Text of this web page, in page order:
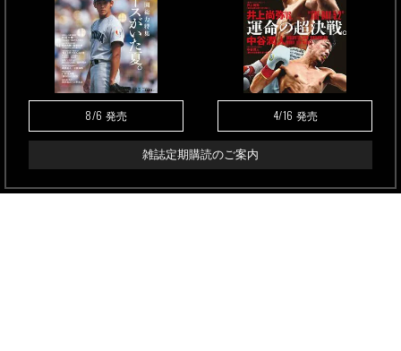
8/6 発売 4/16 発売
雑誌定期購読のご案内